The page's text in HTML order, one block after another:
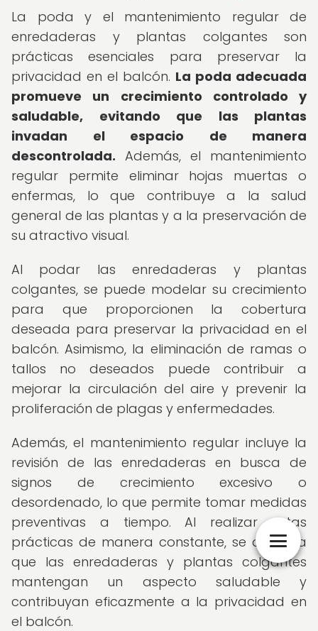
La poda y el mantenimiento regular de
enredaderas y plantas colgantes son
prácticas esenciales para preservar la
privacidad en el balcón. La poda adecuada
promueve un crecimiento controlado y
saludable, evitando que las plantas
invadan el espacio de manera
descontrolada. Además, el mantenimiento
regular permite eliminar hojas muertas o
enfermas, lo que contribuye a la salud
general de las plantas y a la preservación de
su atractivo visual.
Al podar las enredaderas y plantas
colgantes, se puede modelar su crecimiento
para que proporcionen la cobertura
deseada para preservar la privacidad en el
balcón. Asimismo, la eliminación de ramas o
tallos no deseados puede contribuir a
mejorar la circulación del aire y prevenir la
proliferación de plagas y enfermedades.
Además, el mantenimiento regular incluye la
revisión de las enredaderas en busca de
signos de crecimiento excesivo o
desordenado, lo que permite tomar medidas
preventivas a tiempo. Al realizar estas
prácticas de manera constante, se asegura
que las enredaderas y plantas colgantes
mantengan un aspecto saludable y
contribuyan eficazmente a la privacidad en
el balcón.